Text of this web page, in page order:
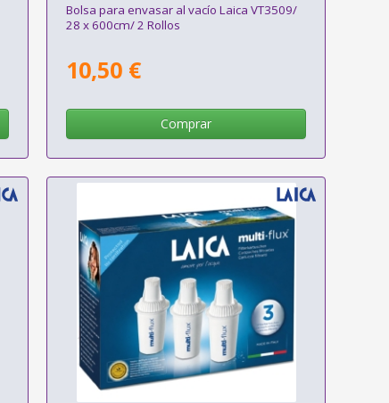
Bolsa para envasar al vacío Laica VT3509/
28 x 600cm/ 2 Rollos
10,50 €
Comprar